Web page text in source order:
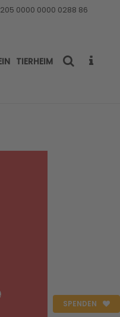
0000 0000 0288 86
TIERHEIM
SPENDEN